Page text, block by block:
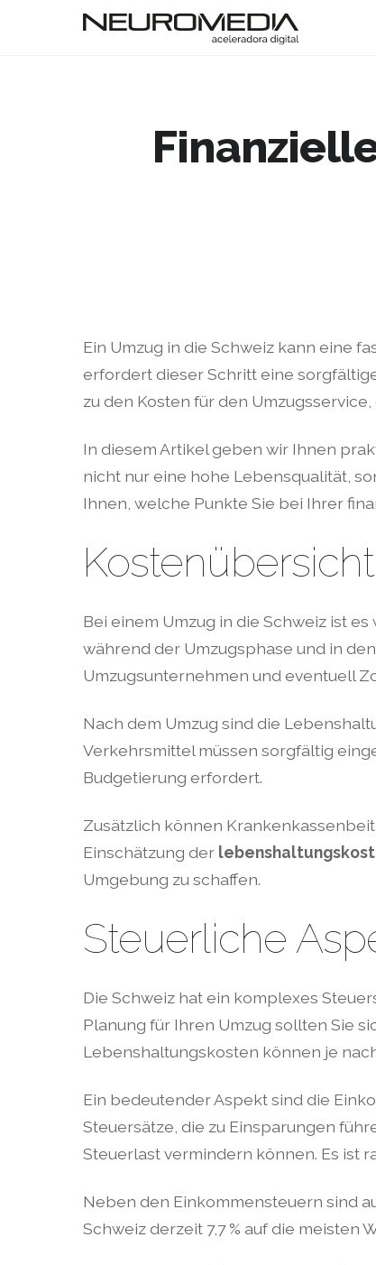
Ein Umzug in die Schweiz kann eine
erfordert dieser Schritt eine
zu den Kosten für den
In diesem Artikel geben wir Ihnen
nicht nur eine hohe Lebensqualität,
Ihnen, welche Punkte Sie bei Ihrer
Bei einem Umzug in die Schweiz ist
während der Umzugsphase und in
Umzugsunternehmen und eventuell
Nach dem Umzug sind die
Verkehrsmittel müssen sorgfältig
Budgetierung erfordert.
Zusätzlich können
Einschätzung der
Umgebung zu schaffen.
Steuerliche
Die Schweiz hat ein komplexes
Planung für Ihren Umzug sollten Sie
Lebenshaltungskosten können je
Ein bedeutender Aspekt sind die
Steuersätze, die zu Einsparungen
Steuerlast vermindern können. Es ist
Neben den Einkommensteuern sind
Schweiz derzeit 7,7 % auf die